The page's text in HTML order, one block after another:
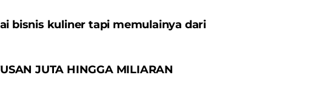
bisnis kuliner tapi memulainya dari
JUTA HINGGA MILIARAN